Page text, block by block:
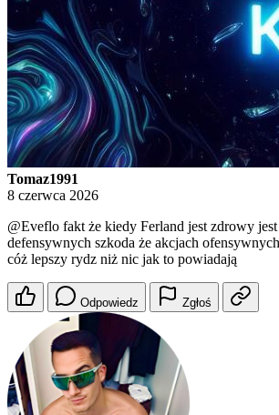
Tomaz1991
8 czerwca 2026
@Eveflo fakt że kiedy Ferland jest zdrowy
defensywnych szkoda że akcjach
cóż lepszy rydz niż nic jak to powiadają
Odpowiedz Zgłoś